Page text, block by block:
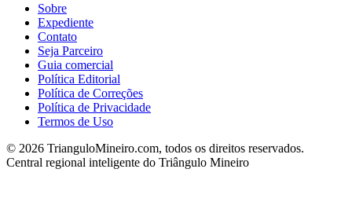
Sobre
Expediente
Contato
Seja Parceiro
Guia comercial
Política Editorial
Política de Correções
Política de Privacidade
Termos de Uso
© 2026 TrianguloMineiro.com, todos os direitos reservados.
Central regional inteligente do Triângulo Mineiro